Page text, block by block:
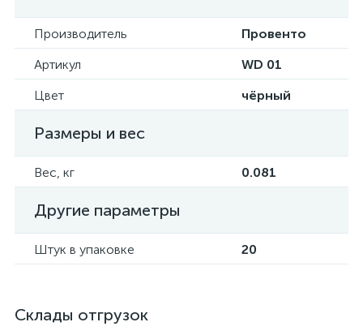
Производитель
Провенто
Артикул
WD 01
Цвет
чёрный
Размеры и вес
Вес, кг 0.081
Другие параметры
Штук в упаковке 20
Склады отгрузок